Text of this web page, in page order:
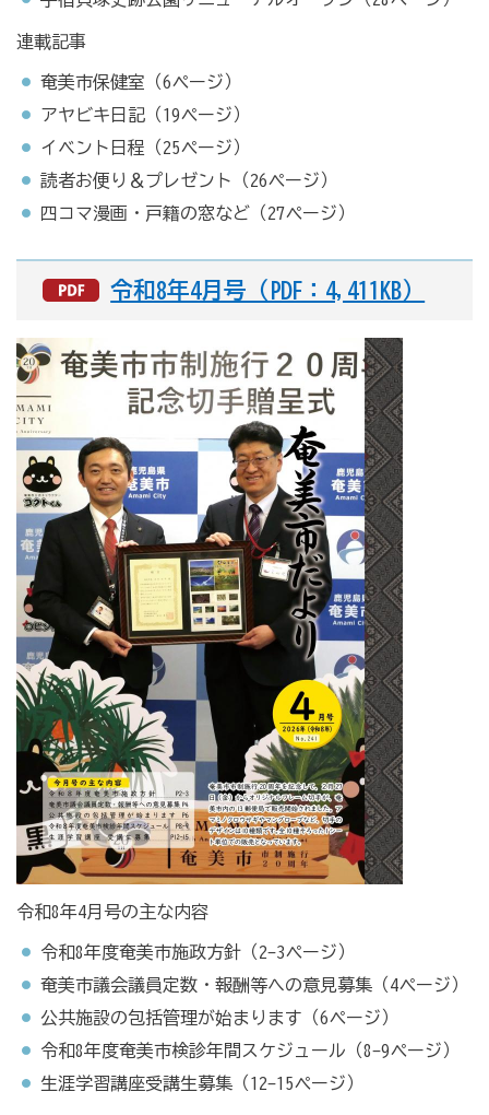
連載記事
奄美市保健室（6ページ）
アヤビキ日記（19ページ）
イベント日程（25ページ）
読者お便り＆プレゼント（26ページ）
四コマ漫画・戸籍の窓など（27ページ）
令和8年4月号（PDF：4,411KB）
令和8年4月号の主な内容
令和8年度奄美市施政方針（2-3ページ）
奄美市議会議員定数・報酬等への意見募集（4ページ）
公共施設の包括管理が始まります（6ページ）
令和8年度奄美市検診年間スケジュール（8-9ページ）
生涯学習講座受講生募集（12-15ページ）